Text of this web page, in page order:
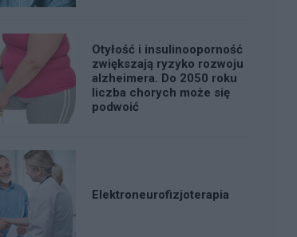
Otyłość i insulinooporność
zwiększają ryzyko rozwoju
alzheimera. Do 2050 roku
liczba chorych może się
podwoić
Elektroneurofizjoterapia